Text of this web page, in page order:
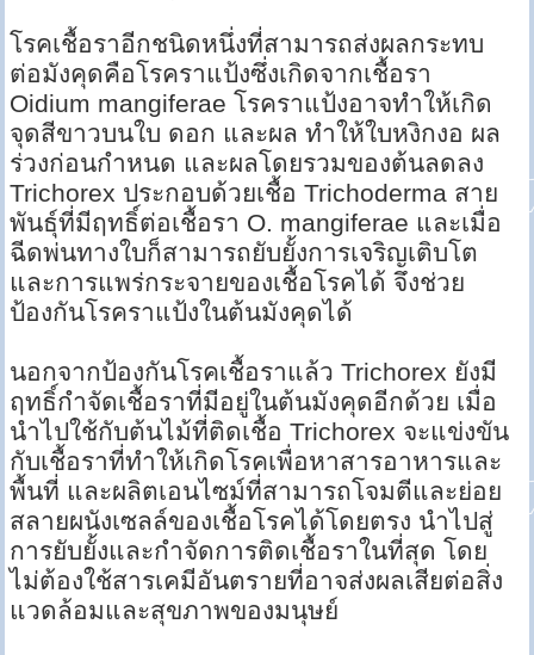
โรคเชื้อราอีกชนิดหนึ่งที่สามารถส่งผลกระทบ
ต่อมังคุดคือโรคราแป้งซึ่งเกิดจากเชื้อรา
Oidium mangiferae โรคราแป้งอาจทำให้เกิด
จุดสีขาวบนใบ ดอก และผล ทำให้ใบหงิกงอ ผล
ร่วงก่อนกำหนด และผลโดยรวมของต้นลดลง
Trichorex ประกอบด้วยเชื้อ Trichoderma สาย
พันธุ์ที่มีฤทธิ์ต่อเชื้อรา O. mangiferae และเมื่อ
ฉีดพ่นทางใบก็สามารถยับยั้งการเจริญเติบโต
และการแพร่กระจายของเชื้อโรคได้ จึงช่วย
ป้องกันโรคราแป้งในต้นมังคุดได้
นอกจากป้องกันโรคเชื้อราแล้ว Trichorex ยังมี
ฤทธิ์กำจัดเชื้อราที่มีอยู่ในต้นมังคุดอีกด้วย เมื่อ
นำไปใช้กับต้นไม้ที่ติดเชื้อ Trichorex จะแข่งขัน
กับเชื้อราที่ทำให้เกิดโรคเพื่อหาสารอาหารและ
พื้นที่ และผลิตเอนไซม์ที่สามารถโจมตีและย่อย
สลายผนังเซลล์ของเชื้อโรคได้โดยตรง นำไปสู่
การยับยั้งและกำจัดการติดเชื้อราในที่สุด โดย
ไม่ต้องใช้สารเคมีอันตรายที่อาจส่งผลเสียต่อสิ่ง
แวดล้อมและสุขภาพของมนุษย์